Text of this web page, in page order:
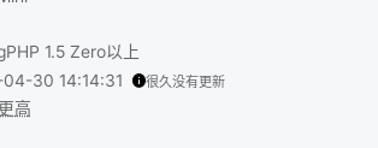
1.5 Zero以上
30 14:14:31 很久没有更新
更高